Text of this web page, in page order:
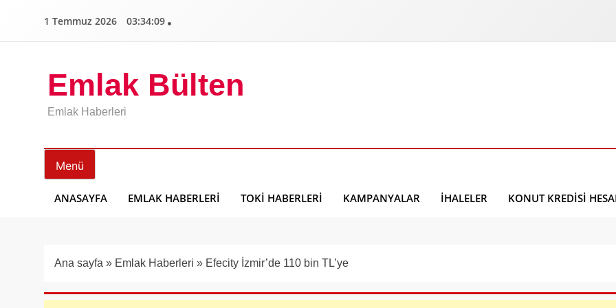
1 Temmuz 2026 03:34:10
Emlak Bülten
Emlak Haberleri
Menü
ANASAYFA EMLAK HABERLERI TOKI HABERLERI KAMPANYALAR İHALELER KONUT KREDISI
Ana sayfa » Emlak Haberleri » Efecity İzmir’de 110 bin TL’ye